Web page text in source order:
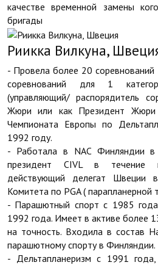
качестве временной замены
бригады
Риикка Вилкуна,
- Провела более 20
соревнований для 1
(управляющий/ распорядитель
Жюри или как Президент Жюри
Чемпионата Европы по
1992 году.
- Работала в NAC Финляндии
президент CIVL в течение
действующий делегат Швеции
Комитета по PGA ( парапланерной
- Парашютный спорт с 1985
1992 года. Имеет в активе более
на точность. Входила в состав
парашютному спорту в Финляндии.
- Дельтапланеризм с 1991